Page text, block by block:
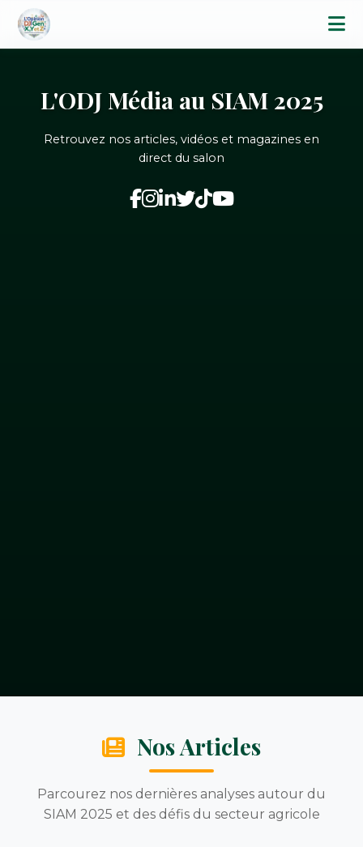
L'ODJ Média au SIAM 2025
Retrouvez nos articles, vidéos et magazines en
direct du salon
Nos Articles
Parcourez nos dernières analyses autour du
SIAM 2025 et des défis du secteur agricole